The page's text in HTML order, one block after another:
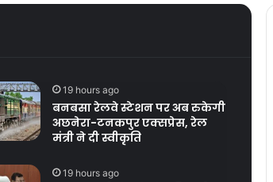
19 hours ago
बनबसा रेलवे स्टेशन पर अब रुकेगी
अछनेरा-टनकपुर एक्सप्रेस, रेल
मंत्री ने दी स्वीकृति
19 hours ago